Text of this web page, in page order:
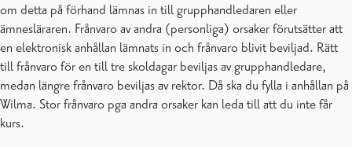
om detta på förhand lämnas in till grupphandledaren eller
ämnesläraren. Frånvaro av andra (personliga) orsaker förutsätter att
en elektronisk anhållan lämnats in och frånvaro blivit beviljad. Rätt
till frånvaro för en till tre skoldagar beviljas av grupphandledare,
medan längre frånvaro beviljas av rektor. Då ska du fylla i anhållan på
Wilma. Stor frånvaro pga andra orsaker kan leda till att du inte får
kurs.